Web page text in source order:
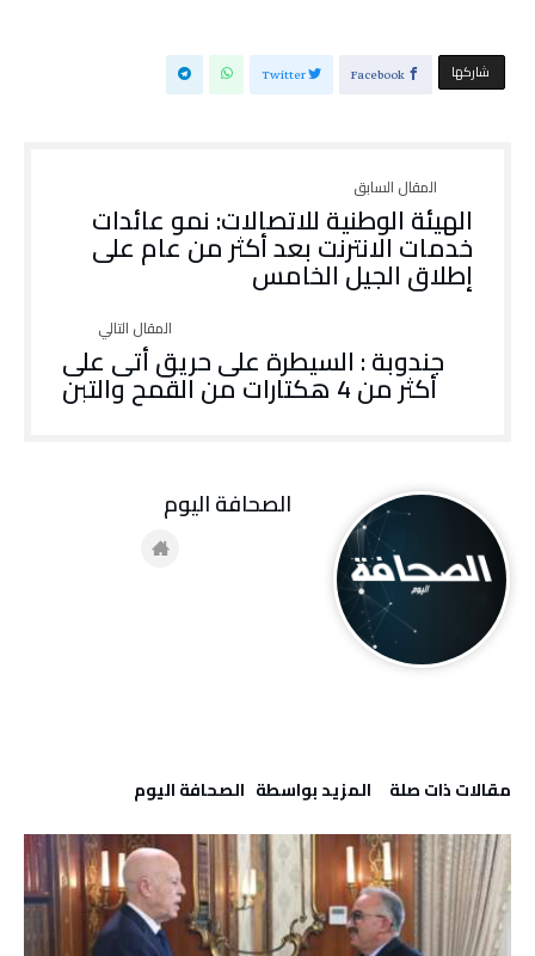
‫‫ شاركها‬ Facebook
Twitter
الهيئة الوطنية للاتصالات: نمو عائدات
خدمات الانترنت بعد أكثر من عام على
إطلاق الجيل الخامس
جندوبة : السيطرة على حريق أتى على
أكثر من 4 هكتارات من القمح والتبن
‫مقالات ذات صلة‬ ‫‫المزيد بواسطة‬ ‬ ‭ ‬الصحافة‭ ‬اليوم